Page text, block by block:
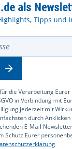
als
Tipps und
die Verarbeitung
in Verbindung mit
jederzeit mit
durch
E-Mail-
Schutz Eurer